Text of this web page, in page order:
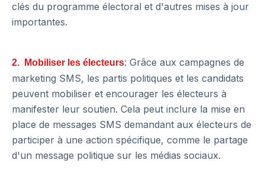
clés du programme électoral et d'autres mises à jour
importantes.
2. Mobiliser les électeurs: Grâce aux campagnes de
marketing SMS, les partis politiques et les candidats
peuvent mobiliser et encourager les électeurs à
manifester leur soutien. Cela peut inclure la mise en
place de messages SMS demandant aux électeurs de
participer à une action spécifique, comme le partage
d'un message politique sur les médias sociaux.